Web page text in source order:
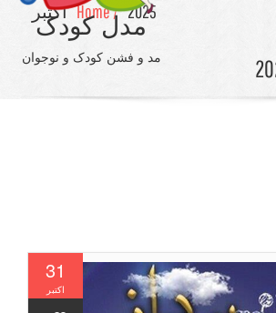
مدل کودک
مد و فشن کودک و نوجوان
Home / اکتبر
31